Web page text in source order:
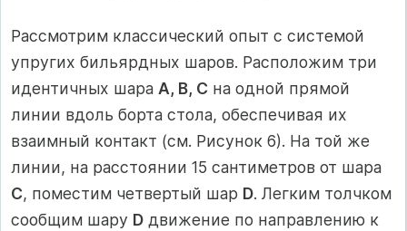
Рассмотрим классический опыт с системой
упругих бильярдных шаров. Расположим три
идентичных шара A, B, C на одной прямой
линии вдоль борта стола, обеспечивая их
взаимный контакт (см. Рисунок 6). На той же
линии, на расстоянии 15 сантиметров от шара
C, поместим четвертый шар D. Легким толчком
сообщим шару D движение по направлению к